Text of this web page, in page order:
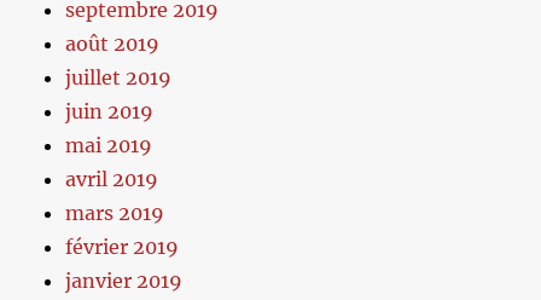
septembre 2019
août 2019
juillet 2019
juin 2019
mai 2019
avril 2019
mars 2019
février 2019
janvier 2019